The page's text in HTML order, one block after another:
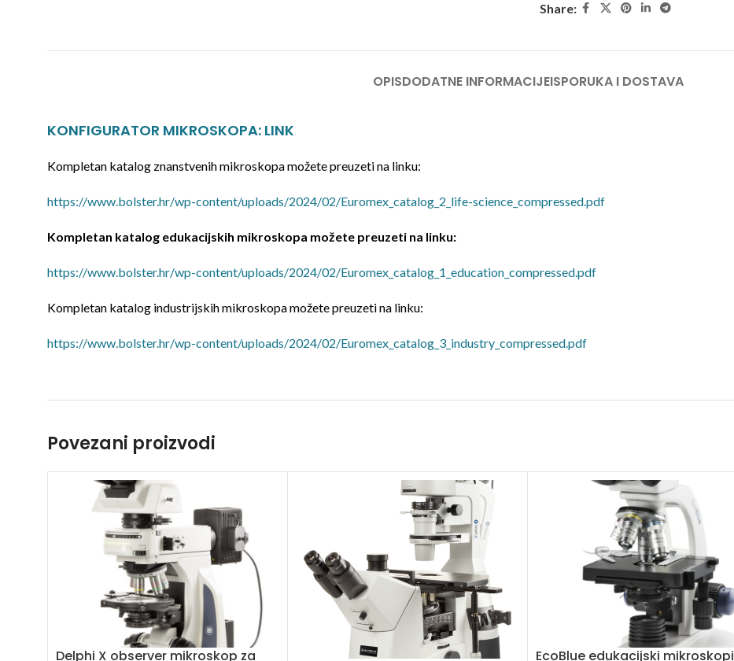
Share:
OPISDODATNE INFORMACIJEISPORUKA I DOSTAVA
KONFIGURATOR MIKROSKOPA: LINK
Kompletan katalog znanstvenih mikroskopa možete preuzeti na linku:
https://www.bolster.hr/wp-content/uploads/2024/02/Euromex_catalog_2_life-science_compressed.pdf
Kompletan katalog edukacijskih mikroskopa možete preuzeti na linku:
https://www.bolster.hr/wp-content/uploads/2024/02/Euromex_catalog_1_education_compressed.pdf
Kompletan katalog industrijskih mikroskopa možete preuzeti na linku:
https://www.bolster.hr/wp-content/uploads/2024/02/Euromex_catalog_3_industry_compressed.pdf
Povezani proizvodi
Delphi X observer mikroskop za
EcoBlue edukacijski mikroskopi